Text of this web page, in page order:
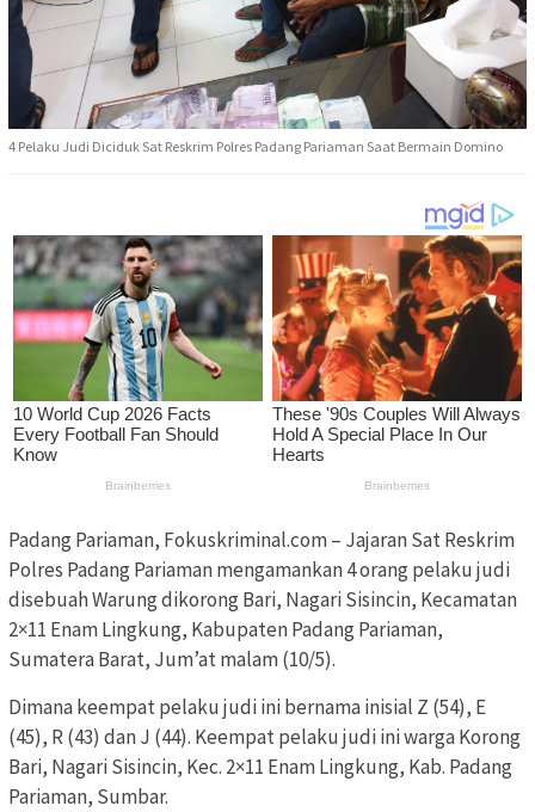
4 Pelaku Judi Diciduk Sat Reskrim Polres Padang Pariaman Saat Bermain Domino
Padang Pariaman, Fokuskriminal.com – Jajaran Sat Reskrim
Polres Padang Pariaman mengamankan 4 orang pelaku judi
disebuah Warung dikorong Bari, Nagari Sisincin, Kecamatan
2×11 Enam Lingkung, Kabupaten Padang Pariaman,
Sumatera Barat, Jum’at malam (10/5).
Dimana keempat pelaku judi ini bernama inisial Z (54), E
(45), R (43) dan J (44). Keempat pelaku judi ini warga Korong
Bari, Nagari Sisincin, Kec. 2×11 Enam Lingkung, Kab. Padang
Pariaman, Sumbar.